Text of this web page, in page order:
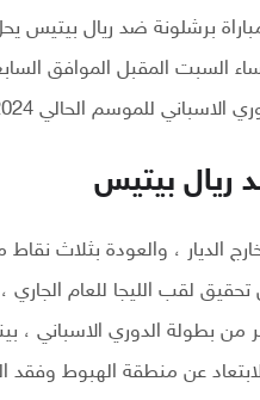
برشلونة ضد ريال بيتيس
السبت المقبل الموافق
للموسم الحالي 2024-25.
ريال بيتيس
الديار ، والعودة بثلاث
لقب الليجا للعام
بطولة الدوري الاسباني ،
عن منطقة الهبوط